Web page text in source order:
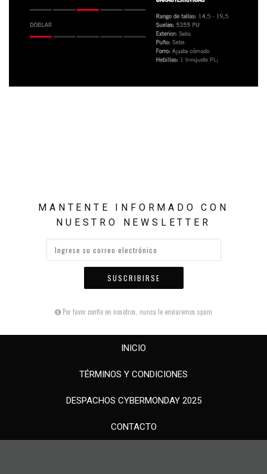
MANTENTE INFORMADO CON
NUESTRO NEWSLETTER
SUSCRIBIRSE
Por favor confie en nosotros, nunca le enviaremos spam
INICIO
TÉRMINOS Y CONDICIONES
DESPACHOS CYBERMONDAY 2025
CONTACTO